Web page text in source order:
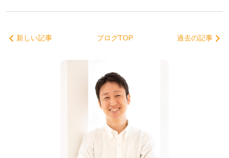
新しい記事 ブログTOP 過去の記事